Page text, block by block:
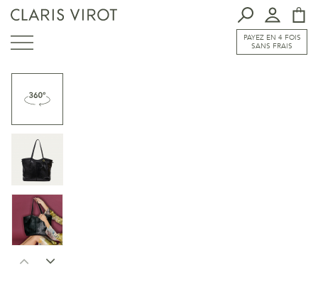
PAYEZ EN 4 FOIS
SANS FRAIS